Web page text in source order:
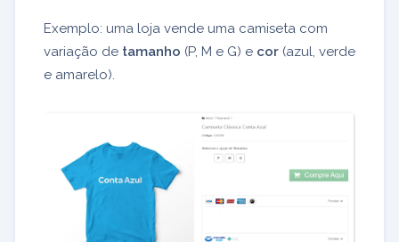
Exemplo: uma loja vende uma camiseta com
variação de tamanho (P, M e G) e cor (azul, verde
e amarelo).